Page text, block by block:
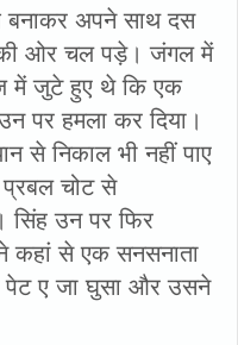
बनाकर अपने साथ दस
ओर चल पड़े। जंगल में
में जुटे हुए थे कि एक
पर हमला कर दिया।
से निकाल भी नहीं पाए
चोट से
सिंह उन पर फिर
कहां से एक सनसनाता
ए जा घुसा और उसने